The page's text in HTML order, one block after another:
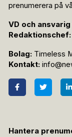
prenumerera på
VD och
Redaktionschef:
Bolag: Timeless
Kontakt:
Hantera